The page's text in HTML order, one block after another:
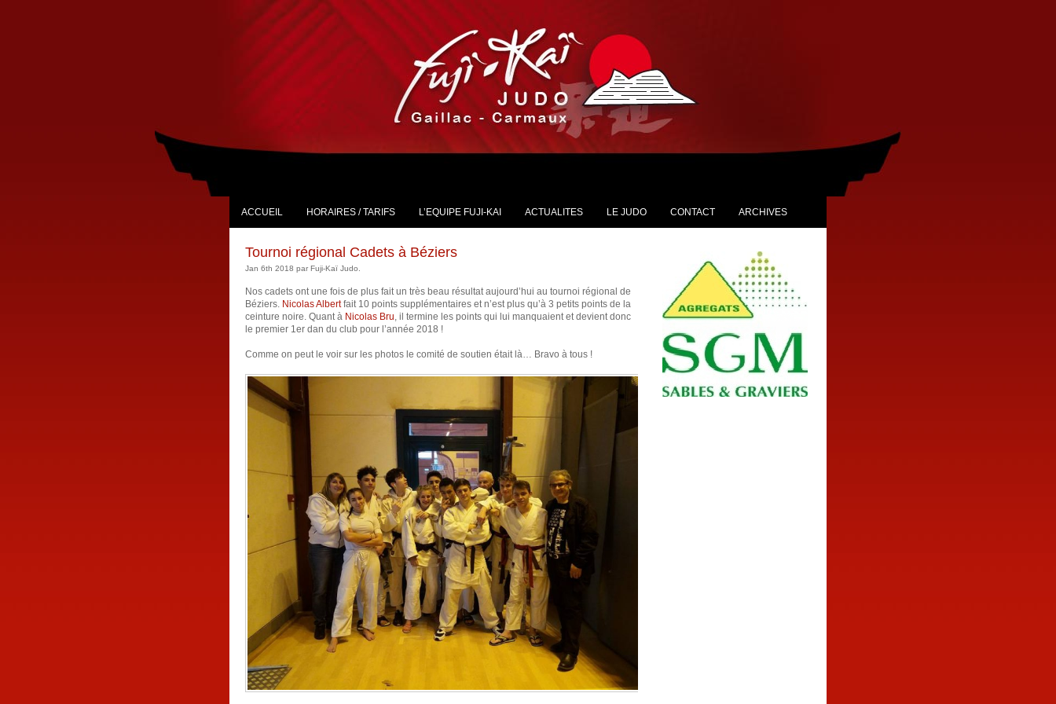
ACCUEIL HORAIRES / TARIFS L’EQUIPE FUJI-KAI ACTUALITES LE JUDO CONTACT ARCHIVES
Tournoi régional Cadets à Béziers
Jan 6th 2018 par Fuji-Kaï Judo.
Nos cadets ont une fois de plus fait un très beau résultat aujourd’hui au tournoi régional de
Béziers. Nicolas Albertfait 10 points supplémentaires et n’est plus qu’à 3 petits points de la
ceinture noire. Quant à Nicolas Bru , il termine les points qui lui manquaient et devient donc
le premier 1er dan du club pour l’année 2018 !
Comme on peut le voir sur les photos le comité de soutien était là… Bravo à tous !